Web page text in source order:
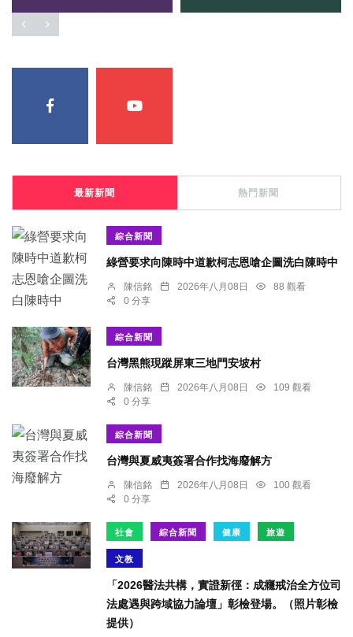
最新新聞 熱門新聞
綜合新聞
綠營要求向陳時中道歉柯志恩嗆企圖洗白陳時中
陳信銘 2026年八月08日
88 觀看
0 分享
綜合新聞
台灣黑熊現蹤屏東三地門安坡村
陳信銘 2026年八月08日
109 觀看
0 分享
綜合新聞
台灣與夏威夷簽署合作找海廢解方
陳信銘 2026年八月08日
100 觀看
0 分享
社會 綜合新聞 健康 旅遊
文教
「2026醫法共構，實證新徑：成癮戒治全方位司
法處遇與跨域協力論壇」彰檢登場。（照片彰檢
提供）